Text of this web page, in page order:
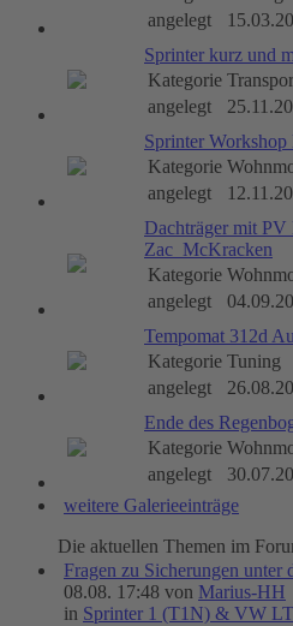
angelegt
Sprinter kurz und
Kategorie
angelegt
Sprinter
Kategorie
angelegt
Dachträger mit
Zac_McKracken
Kategorie
angelegt
Tempomat 312d
Kategorie Tuning
angelegt
Ende des
Kategorie
angelegt
weitere Galerieeinträge
Die aktuellen Themen im
Fragen zu Sicherungen unter
08.08. 17:48 von Marius-HH
in Sprinter 1 (T1N) & VW